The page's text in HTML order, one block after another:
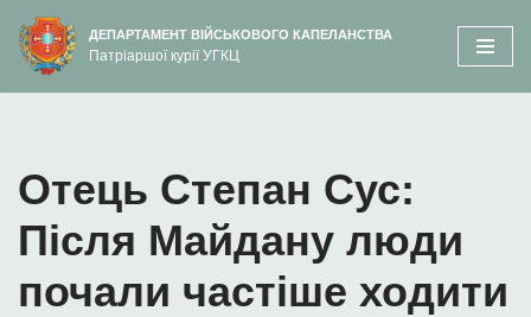
вмісту
Перейти
до
ДЕПАРТАМЕНТ ВІЙСЬКОВОГО КАПЕЛАНСТВА
Патріаршої курії УГКЦ
Отець Степан Сус:
Після Майдану люди
почали частіше ходити